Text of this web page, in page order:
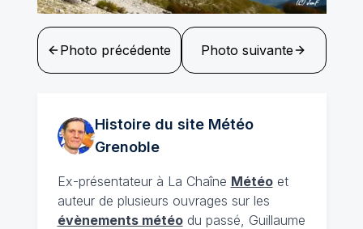
Photo précédente Photo suivante
Histoire du site Météo
Grenoble
Ex-présentateur à La Chaîne Météoet
auteur de plusieurs ouvrages sur les
évènements météodu passé, Guillaume